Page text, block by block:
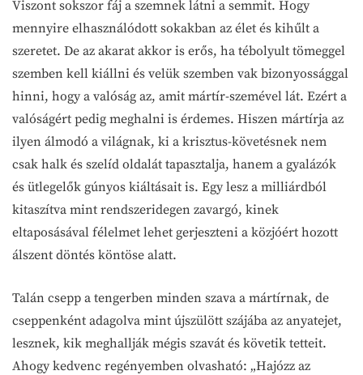
Viszont sokszor fáj a szemnek látni a semmit. Hogy
mennyire elhasználódott sokakban az élet és kihűlt a
szeretet. De az akarat akkor is erős, ha tébolyult tömeggel
szemben kell kiállni és velük szemben vak bizonyossággal
hinni, hogy a valóság az, amit mártír-szemével lát. Ezért a
valóságért pedig meghalni is érdemes. Hiszen mártírja az
ilyen álmodó a világnak, ki a krisztus-követésnek nem
csak halk és szelíd oldalát tapasztalja, hanem a gyalázók
és ütlegelők gúnyos kiáltásait is. Egy lesz a milliárdból
kitaszítva mint rendszeridegen zavargó, kinek
eltaposásával félelmet lehet gerjeszteni a közjóért hozott
álszent döntés köntöse alatt.
Talán csepp a tengerben minden szava a mártírnak, de
cseppenként adagolva mint újszülött szájába az anyatejet,
lesznek, kik meghallják mégis szavát és követik tetteit.
Ahogy kedvenc regényemben olvasható: „Hajózz az